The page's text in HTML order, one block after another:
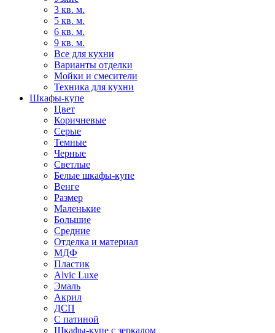
3 кв. м.
5 кв. м.
6 кв. м.
9 кв. м.
Все для кухни
Варианты отделки
Мойки и смесители
Техника для кухни
Шкафы-купе
Цвет
Коричневые
Серые
Темные
Черные
Светлые
Белые шкафы-купе
Венге
Размер
Маленькие
Большие
Средние
Отделка и материал
МДФ
Пластик
Alvic Luxe
Эмаль
Акрил
ДСП
С патиной
Шкафы-купе с зеркалом